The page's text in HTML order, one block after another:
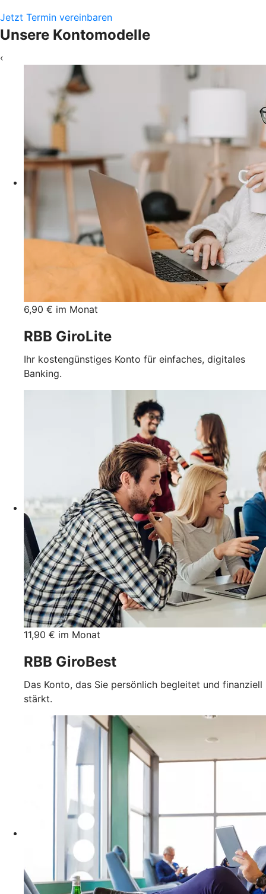
Jetzt Termin vereinbaren
Unsere Kontomodelle
‹
6,90 € im Monat
RBB GiroLite
Ihr kostengünstiges Konto für einfaches, digitales
Banking.
11,90 € im Monat
RBB GiroBest
Das Konto, das Sie persönlich begleitet und finanziell
stärkt.